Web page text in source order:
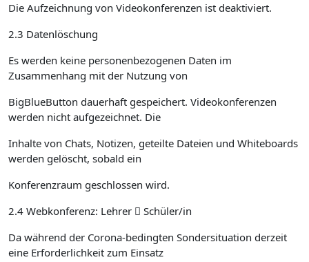
Die Aufzeichnung von Videokonferenzen ist deaktiviert.
2.3 Datenlöschung
Es werden keine personenbezogenen Daten im
Zusammenhang mit der Nutzung von
BigBlueButton dauerhaft gespeichert. Videokonferenzen
werden nicht aufgezeichnet. Die
Inhalte von Chats, Notizen, geteilte Dateien und Whiteboards
werden gelöscht, sobald ein
Konferenzraum geschlossen wird.
2.4 Webkonferenz: Lehrer  Schüler/in
Da während der Corona-bedingten Sondersituation derzeit
eine Erforderlichkeit zum Einsatz